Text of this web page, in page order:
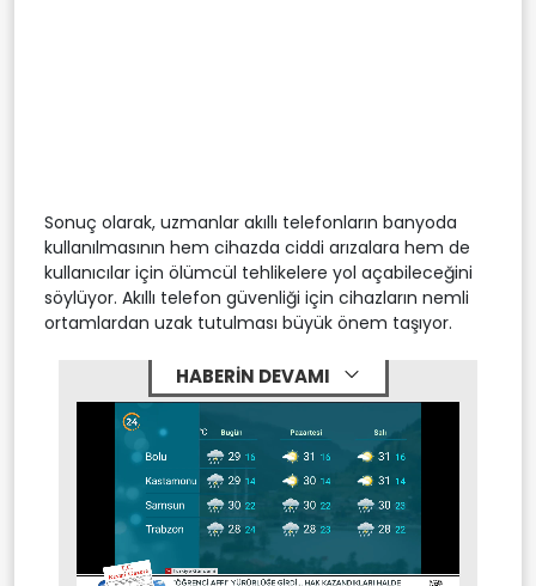
Sonuç olarak, uzmanlar akıllı telefonların banyoda
kullanılmasının hem cihazda ciddi arızalara hem de
kullanıcılar için ölümcül tehlikelere yol açabileceğini
söylüyor. Akıllı telefon güvenliği için cihazların nemli
ortamlardan uzak tutulması büyük önem taşıyor.
HABERİN DEVAMI